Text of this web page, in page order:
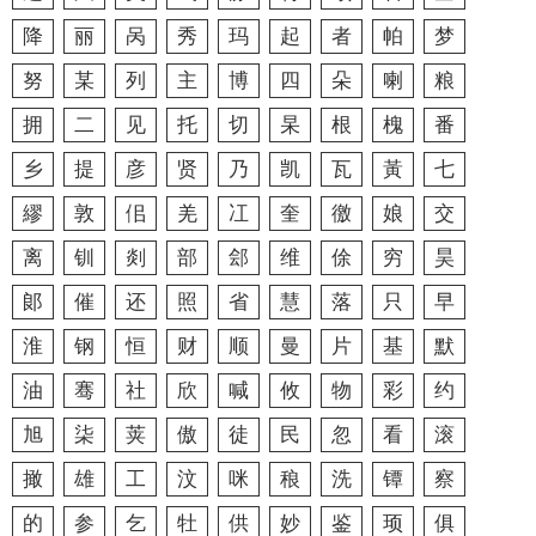
降
丽 呙 秀 玛 起 者 帕
梦
努
某 列 主 博 四 朵 喇
粮
拥
二 见 托 切 杲 根 槐
番
乡
提 彦 贤 乃 凯 瓦 黃
七
繆
敦 佀 羌 冮 奎 徼 娘
交
离
钏 剡 部 郐 维 俆 穷
昊
郞
催 还 照 省 慧 落 只
早
淮
钢 恒 财 顺 曼 片 基
默
油
骞 社 欣 喊 攸 物 彩
约
旭
柒 荚 傲 徒 民 忽 看
滚
撖
雄 工 汶 咪 稂 洗 镡
察
的
参 乞 牡 供 妙 鉴 顼 俱